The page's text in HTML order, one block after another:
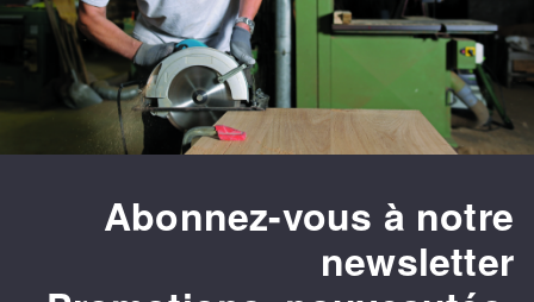
Abonnez-vous à notre
newsletter